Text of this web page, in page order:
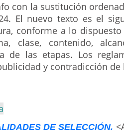
con la sustitución
El nuevo texto es el
conforme a lo
clase, contenido,
de las etapas. Los
y contradicción de
DE SELECCIÓN.